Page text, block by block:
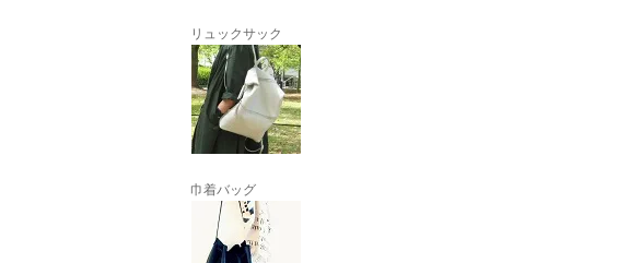
リュックサック
巾着バッグ